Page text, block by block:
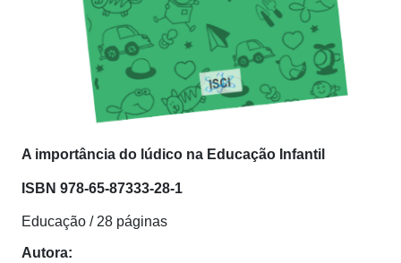
A importância do lúdico na Educação Infantil
ISBN 978-65-87333-28-1
Educação / 28 páginas
Autora: